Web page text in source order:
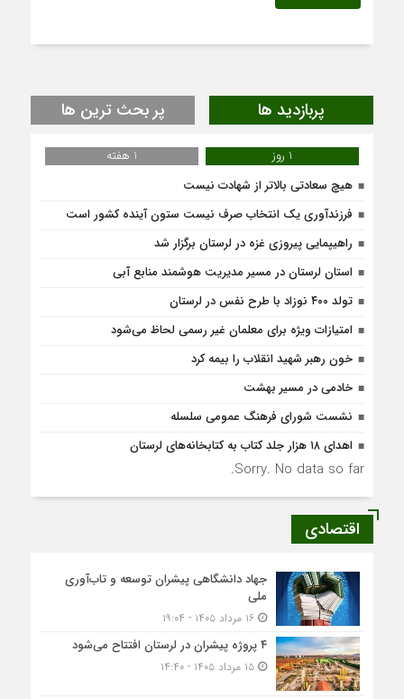
پربازدید ها پر بحث ترین ها
1 روز
1 هفته
هیچ سعادتی بالاتر از شهادت نیست
فرزندآوری یک انتخاب صرف نیست ستون آینده کشور است
راهیپمایی پیروزی غزه در لرستان برگزار شد
استان لرستان در مسیر مدیریت هوشمند منابع آبی
تولد ۴۰۰ نوزاد با طرح نفس در لرستان
امتیازات ویژه برای معلمان غیر رسمی لحاظ می‌شود
خون رهبر شهید انقلاب را بیمه کرد
خادمی در مسیر بهشت
نشست شورای فرهنگ عمومی سلسله
اهدای ۱۸ هزار جلد کتاب به کتابخانه‌های لرستان
Sorry. No data so far.
اقتصادی
جهاد دانشگاهی پیشران توسعه و تاب‌آوری
ملی
۱۶ مرداد ۱۴۰۵ - ۱۹:۰۴
۴ پروژه پیشران در لرستان افتتاح می‌شود
۱۵ مرداد ۱۴۰۵ - ۱۴:۴۰